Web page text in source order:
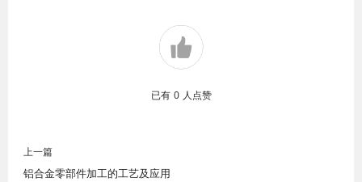
已有 0 人点赞
上一篇
铝合金零部件加工的工艺及应用